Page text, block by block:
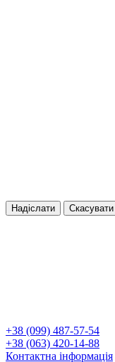
Надіслати Скасувати
+38 (099) 487-57-54
+38 (063) 420-14-88
Контактна інформація